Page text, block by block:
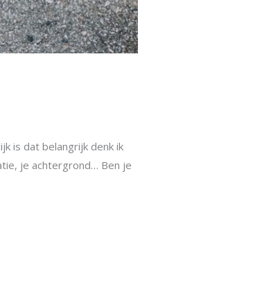
is dat belangrijk denk ik
je achtergrond… Ben je